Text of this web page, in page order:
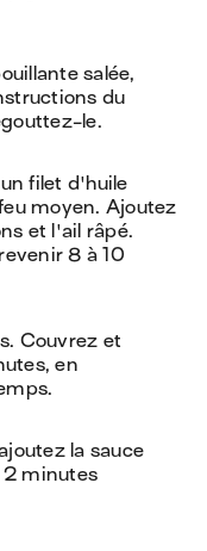
salée,
du
le.
filet d'huile
moyen. Ajoutez
et l'ail râpé.
8 à 10
Couvrez et
en
la sauce
2 minutes